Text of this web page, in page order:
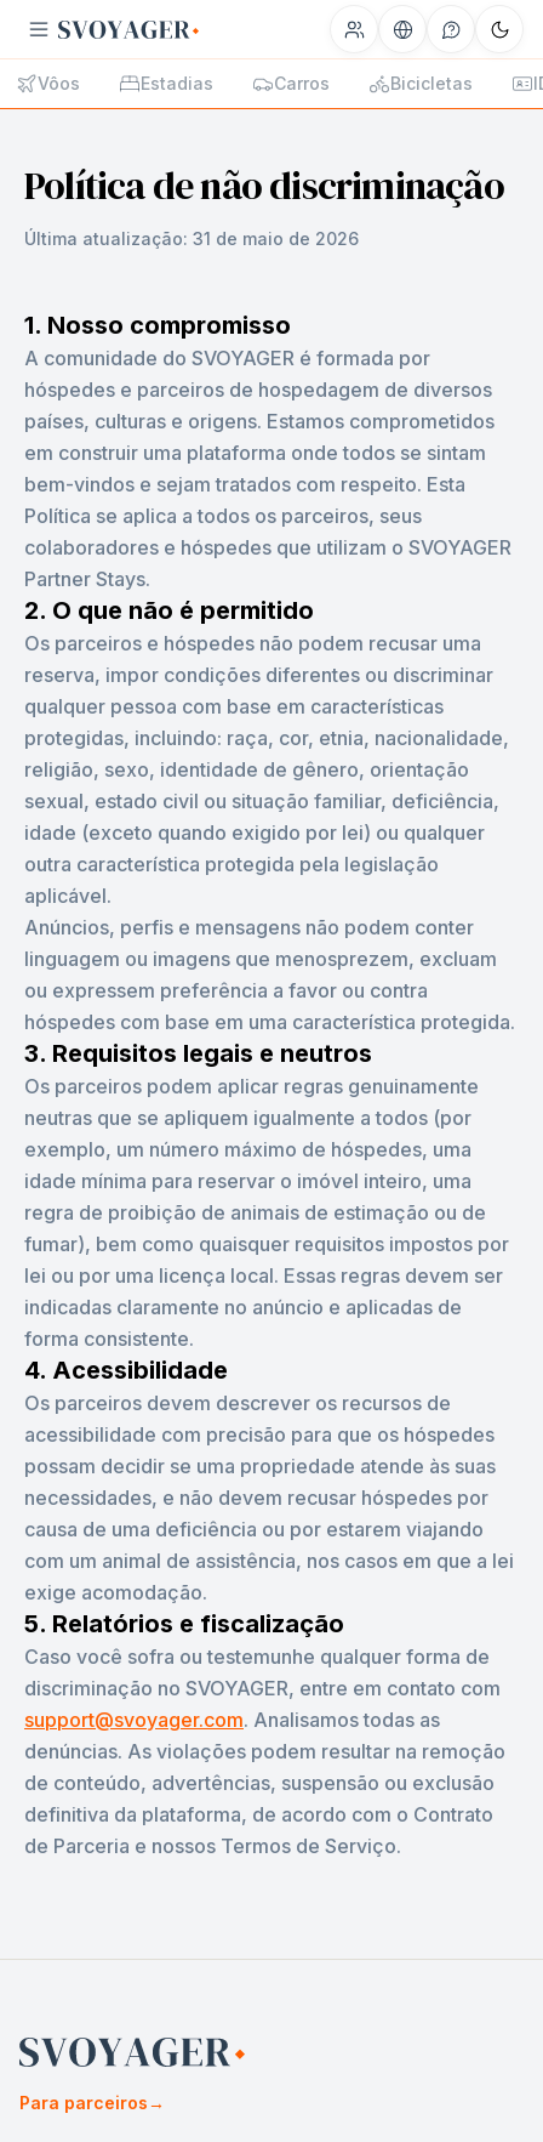
Vôos Estadias Carros Bicicletas
Política de não discriminação
Última atualização: 31 de maio de 2026
1. Nosso compromisso
A comunidade do SVOYAGER é formada por
hóspedes e parceiros de hospedagem de diversos
países, culturas e origens. Estamos comprometidos
em construir uma plataforma onde todos se sintam
bem-vindos e sejam tratados com respeito. Esta
Política se aplica a todos os parceiros, seus
colaboradores e hóspedes que utilizam o SVOYAGER
Partner Stays.
2. O que não é permitido
Os parceiros e hóspedes não podem recusar uma
reserva, impor condições diferentes ou discriminar
qualquer pessoa com base em características
protegidas, incluindo: raça, cor, etnia, nacionalidade,
religião, sexo, identidade de gênero, orientação
sexual, estado civil ou situação familiar, deficiência,
idade (exceto quando exigido por lei) ou qualquer
outra característica protegida pela legislação
aplicável.
Anúncios, perfis e mensagens não podem conter
linguagem ou imagens que menosprezem, excluam
ou expressem preferência a favor ou contra
hóspedes com base em uma característica protegida.
3. Requisitos legais e neutros
Os parceiros podem aplicar regras genuinamente
neutras que se apliquem igualmente a todos (por
exemplo, um número máximo de hóspedes, uma
idade mínima para reservar o imóvel inteiro, uma
regra de proibição de animais de estimação ou de
fumar), bem como quaisquer requisitos impostos por
lei ou por uma licença local. Essas regras devem ser
indicadas claramente no anúncio e aplicadas de
forma consistente.
4. Acessibilidade
Os parceiros devem descrever os recursos de
acessibilidade com precisão para que os hóspedes
possam decidir se uma propriedade atende às suas
necessidades, e não devem recusar hóspedes por
causa de uma deficiência ou por estarem viajando
com um animal de assistência, nos casos em que a lei
exige acomodação.
5. Relatórios e fiscalização
Caso você sofra ou testemunhe qualquer forma de
discriminação no SVOYAGER, entre em contato com
support@svoyager.com. Analisamos todas as
denúncias. As violações podem resultar na remoção
de conteúdo, advertências, suspensão ou exclusão
definitiva da plataforma, de acordo com o Contrato
de Parceria e nossos Termos de Serviço.
Para parceiros→